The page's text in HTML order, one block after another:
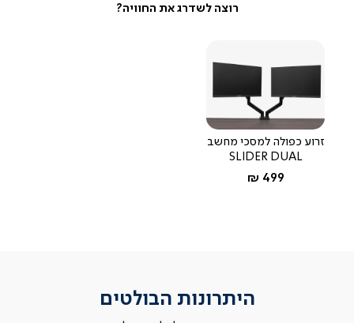
זרוע כפולה למסכי מחשב
SLIDER DUAL
החל מ-
499 ₪
היתרונות הבולטים